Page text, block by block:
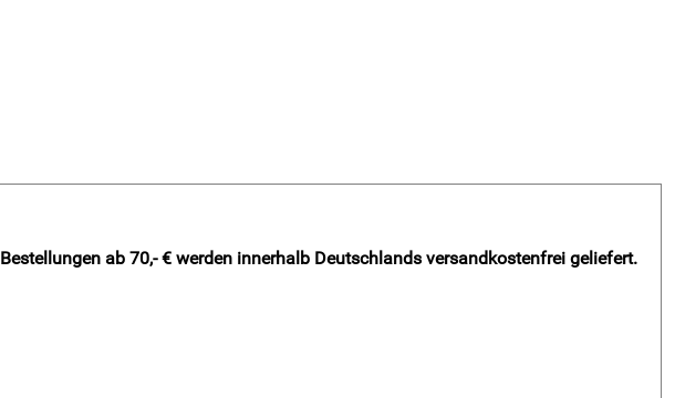
Bestellungen ab 70,- € werden innerhalb Deutschlands versandkostenfrei geliefert.